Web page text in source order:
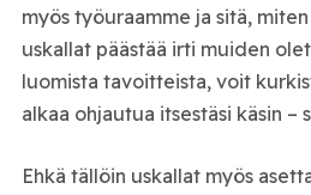
myös työuraamme ja sitä,
uskallat päästää irti muiden
luomista tavoitteista, voit
alkaa ohjautua itsestäsi käsin –
Ehkä tällöin uskallat myös